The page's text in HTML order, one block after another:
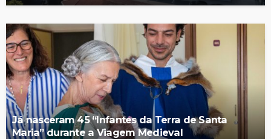
Já nasceram 45 “Infantes da Terra de Santa
Maria” durante a Viagem Medieval